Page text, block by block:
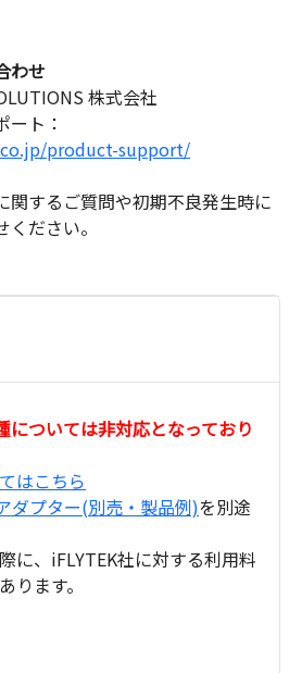
わせ
株式会社
ート：
product-support/
関するご質問や初期不良発生時に
ださい。
ついては非対応となっており
はこちら
ダプター(別売・製品例)を別途
に、iFLYTEK社に対する利用料
ります。